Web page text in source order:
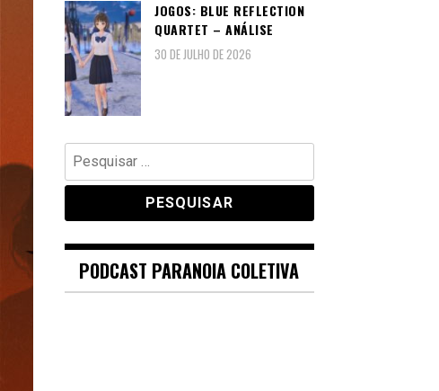
JOGOS: BLUE REFLECTION
QUARTET – ANÁLISE
30 DE JULHO DE 2026
Pesquisar
por:
PODCAST PARANOIA COLETIVA